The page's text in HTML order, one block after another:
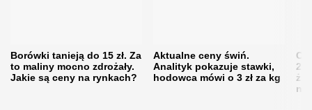
Borówki tanieją do 15 zł. Za
to maliny mocno zdrożały.
Jakie są ceny na rynkach?
Aktualne ceny świń.
Analityk pokazuje stawki,
hodowca mówi o 3 zł za kg